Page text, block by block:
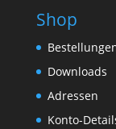
Shop
Downloads
Adressen
Konto-